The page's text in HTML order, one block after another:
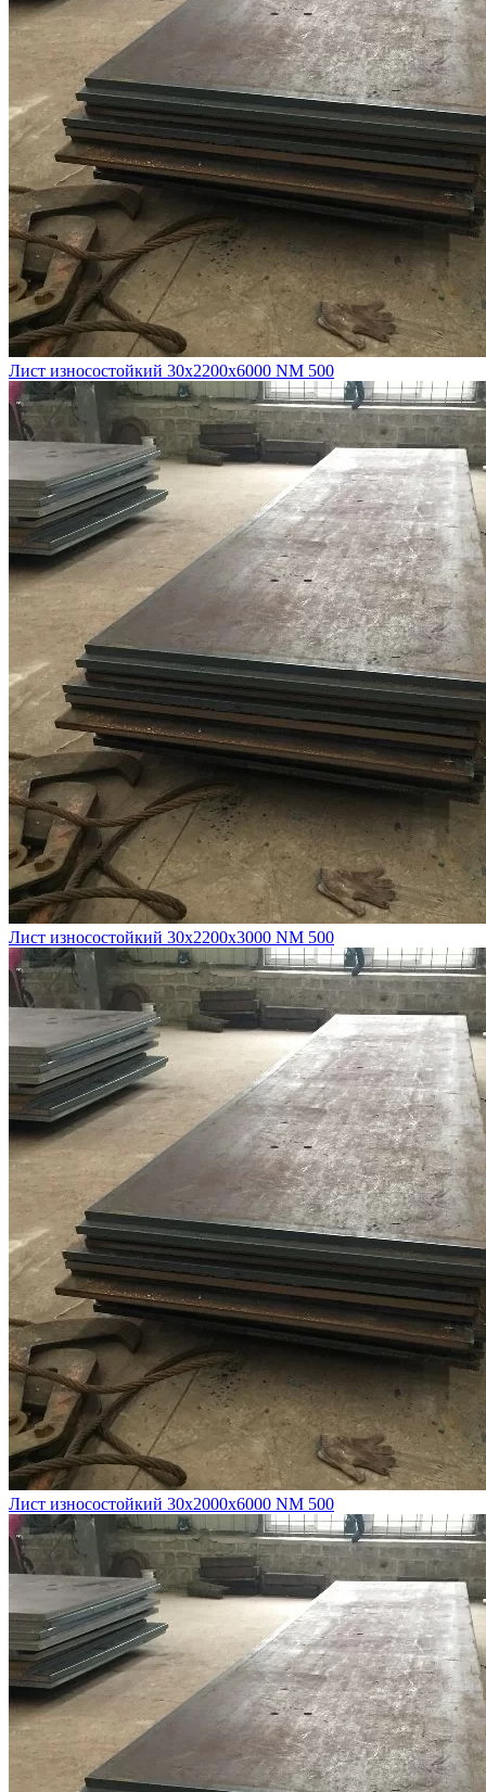
Лист износостойкий 30х2200х6000 NM 500
Лист износостойкий 30х2200х3000 NM 500
Лист износостойкий 30х2000х6000 NM 500